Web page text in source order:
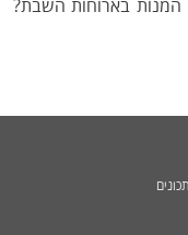
בארוחות השבת?